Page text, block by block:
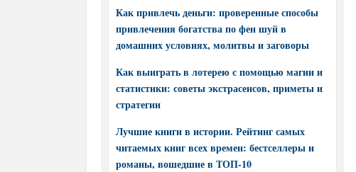
Как привлечь деньги: проверенные способы
привлечения богатства по фен шуй в
домашних условиях, молитвы и заговоры
Как выиграть в лотерею с помощью магии и
статистики: советы экстрасенсов, приметы и
стратегии
Лучшие книги в истории. Рейтинг самых
читаемых книг всех времен: бестселлеры и
романы, вошедшие в ТОП-10